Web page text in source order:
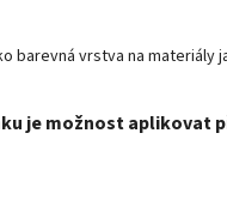
barevná vrstva na materiály
je možnost aplikovat